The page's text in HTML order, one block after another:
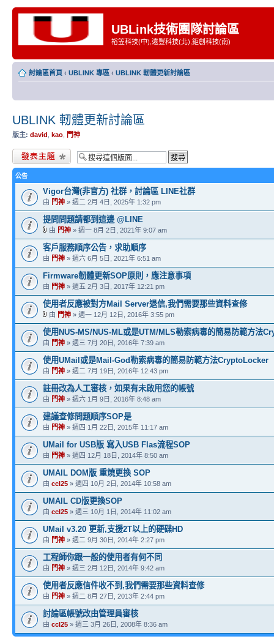
UBLink技術團隊討論區
裕笠科技(中),遠豐科技(北),鉅創科技(南)
討論區首頁 ‹ UBLINK 專區 ‹ UBLINK 軔體更新討論區
UBLINK 軔體更新討論區
版主: david kao 門神
發表新主題
公告
Vigor台灣(非官方) 社群，討論區 LINE社群
由 門神 » 週二 2月 4日, 2025年 1:32 pm
提問問題請都到這邊 @LINE
由 門神 » 週一 8月 2日, 2021年 9:07 am
客戶服務順序公告，求助順序
由 門神 » 週六 6月 5日, 2021年 6:51 am
Firmware韌體更新SOP原則，應注意事項
由 門神 » 週五 2月 3日, 2017年 12:21 pm
使用者反應被對方Mail Server退信,我們需要那些資料查修
由 門神 » 週一 12月 12日, 2016年 3:55 pm
使用NUS-MS/NUS-ML或是UTM/MLS勒索病毒的簡易防範方法
由 門神 » 週三 7月 20日, 2016年 7:39 am
使用UMail或是Mail-God勒索病毒的簡易防範方法CryptoLocker
由 門神 » 週二 7月 19日, 2016年 12:43 pm
註冊改為人工審核，如果有未啟用您的帳號
由 門神 » 週六 1月 9日, 2016年 8:48 am
建議查修問題順序SOP是
由 門神 » 週四 1月 22日, 2015年 11:17 am
UMail for USB版 寫入USB Flas流程SOP
由 門神 » 週四 12月 18日, 2014年 8:50 am
UMAIL DOM版 重燒更換 SOP
由 ccl25 » 週四 10月 2日, 2014年 10:58 am
UMAIL CD版更換SOP
由 ccl25 » 週三 10月 1日, 2014年 11:02 am
UMail v3.20 更新,支援2T以上的硬碟HD
由 門神 » 週二 9月 30日, 2014年 2:27 pm
工程師你跟一般的使用者有何不同
由 門神 » 週三 2月 12日, 2014年 9:42 am
使用者反應信件收不到,我們需要那些資料查修
由 門神 » 週二 8月 27日, 2013年 2:44 pm
討論區帳號改由管理員審核
由 ccl25 » 週三 3月 26日, 2008年 8:36 am